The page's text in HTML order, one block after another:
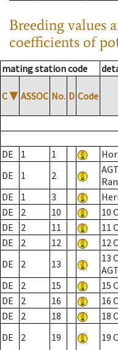
Breeding values
coefficients of
mating station code
C ▼ ASSOC No. D Code
DE 1 1
DE
1 2
DE
1 3
DE
2 10 10
DE
2 11 11
DE
2 12 12
DE
2 13
13
DE
2 15 15
DE
2 16 16
DE
2 18 18
DE
2 19 19